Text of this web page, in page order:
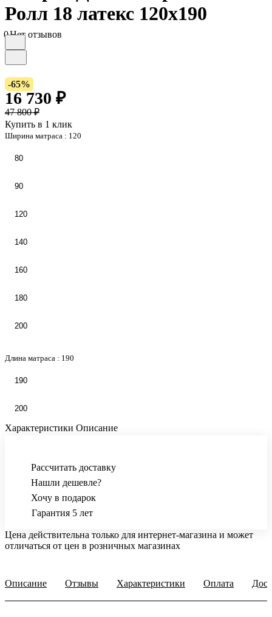
Ролл 18 латекс 120х190
0Нет отзывов
-65%
16 730 ₽
47 800 ₽
Купить в 1 клик
Ширина матраса : 120
80
90
120
140
160
180
200
Длина матраса : 190
190
200
Характеристики Описание
Рассчитать доставку
Нашли дешевле?
Хочу в подарок
Гарантия 5 лет
Цена действительна только для интернет-магазина и может
отличаться от цен в розничных магазинах
Описание Отзывы Характеристики Оплата